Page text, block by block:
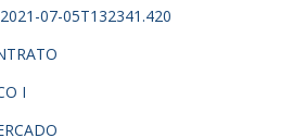
07-05T132341.420
I